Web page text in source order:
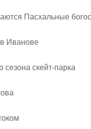
Пасхальные
Иванове
скейт-парка